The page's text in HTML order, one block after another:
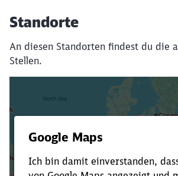
Standorte
An diesen Standorten findest du die
Stellen.